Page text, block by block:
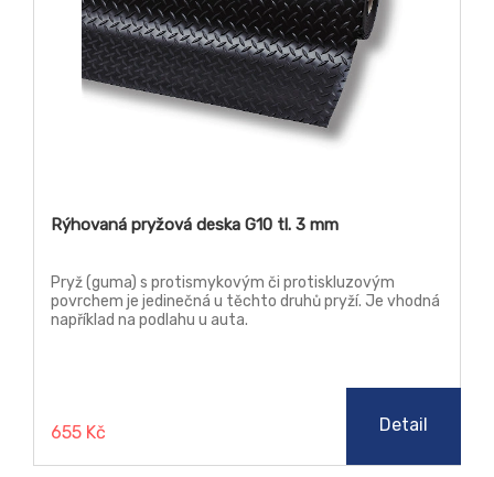
Rýhovaná pryžová deska G10 tl. 3 mm
Pryž (guma) s protismykovým či protiskluzovým
povrchem je jedinečná u těchto druhů pryží. Je vhodná
například na podlahu u auta.
655 Kč Detail